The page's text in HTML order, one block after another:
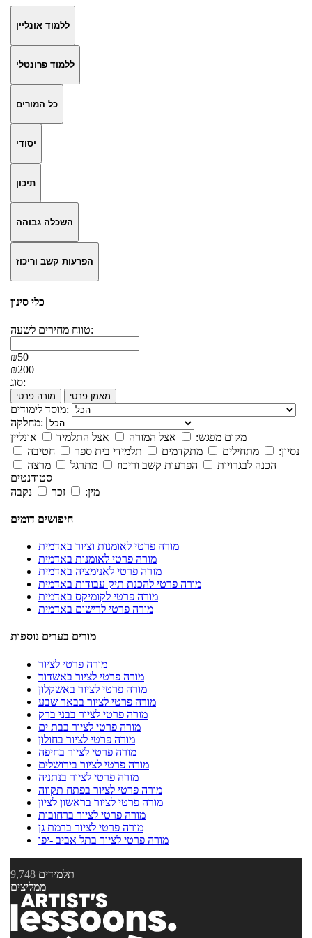
ללמוד אונליין
ללמוד פרונטלי
כל המורים
יסודי
תיכון
השכלה גבוהה
הפרעות קשב וריכוז
כלי סינון
טווח מחירים לשעה:
₪50
₪200
סוג:
מורה פרטי מאמן פרטי
מוסד לימודים:
מחלקה:
מקום מפגש:
אצל המורה אצל התלמיד
אונליין
נסיון:
מתחילים מתקדמים תלמידי בית ספר
חטיבה
הכנה לבגרויות
הפרעות קשב וריכוז מתרגל
מרצה
סטודנטים
מין:
זכר נקבה
חיפושים דומים
מורה פרטי לאומנות וציור באדמית
מורה פרטי לאומנות באדמית
מורה פרטי לאנימציה באדמית
מורה פרטי להכנת תיק עבודות באדמית
מורה פרטי לקומיקס באדמית
מורה פרטי לרישום באדמית
מורים בערים נוספות
מורה פרטי לציור
מורה פרטי לציור באשדוד
מורה פרטי לציור באשקלון
מורה פרטי לציור בבאר שבע
מורה פרטי לציור בבני ברק
מורה פרטי לציור בבת ים
מורה פרטי לציור בחולון
מורה פרטי לציור בחיפה
מורה פרטי לציור בירושלים
מורה פרטי לציור בנתניה
מורה פרטי לציור בפתח תקווה
מורה פרטי לציור בראשון לציון
מורה פרטי לציור ברחובות
מורה פרטי לציור ברמת גן
מורה פרטי לציור בתל אביב -יפו
9,748 תלמידים
ממליצים